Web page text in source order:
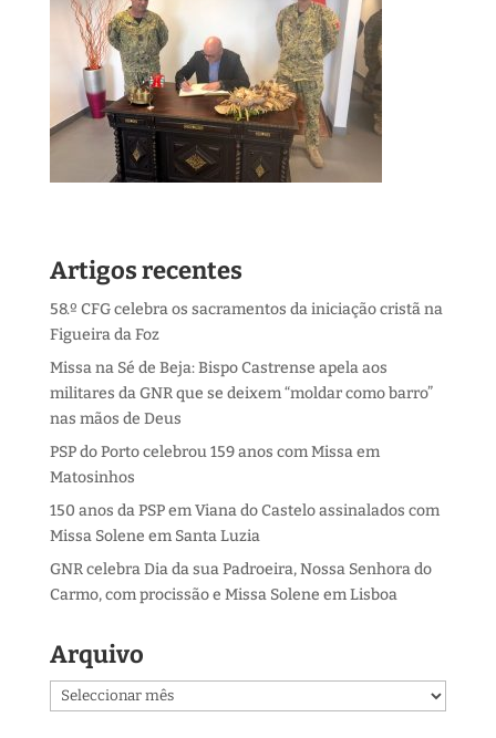
Artigos recentes
58.º CFG celebra os sacramentos da iniciação cristã na
Figueira da Foz
Missa na Sé de Beja: Bispo Castrense apela aos
militares da GNR que se deixem “moldar como barro”
nas mãos de Deus
PSP do Porto celebrou 159 anos com Missa em
Matosinhos
150 anos da PSP em Viana do Castelo assinalados com
Missa Solene em Santa Luzia
GNR celebra Dia da sua Padroeira, Nossa Senhora do
Carmo, com procissão e Missa Solene em Lisboa
Arquivo
Arquivo